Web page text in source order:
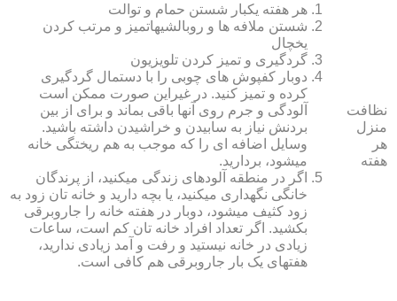
نظافت
منزل
هر
هفته
هر هفته یکبار شستن حمام و توالت
شستن ملافه‏ ها و روبالشی‎هاتمیز و مرتب کردن
یخچال
گردگیری و تمیز کردن تلویزیون
دوبار کفپوش‏ های چوبی را با دستمال گردگیری
کرده و تمیز کنید. در غیراین صورت ممکن است
آلودگی و جرم روی آنها باقی بماند و برای از بین
بردنش نیاز به سابیدن و خراشیدن داشته باشید.
وسایل اضافه ای را که موجب به هم ریختگی خانه
می‏شود، بردارید.
اگر در منطقه آلوده‏ای زندگی می‏کنید، از پرندگان
خانگی نگهداری می‏کنید، یا بچه دارید و خانه‏ تان زود به
زود کثیف می‏شود، دوبار در هفته خانه را جاروبرقی
بکشید. اگر تعداد افراد خانه ‏تان کم است، ساعات
زیادی در خانه نیستید و رفت و آمد زیادی ندارید،
هفته‏ای یک بار جاروبرقی هم کافی است.